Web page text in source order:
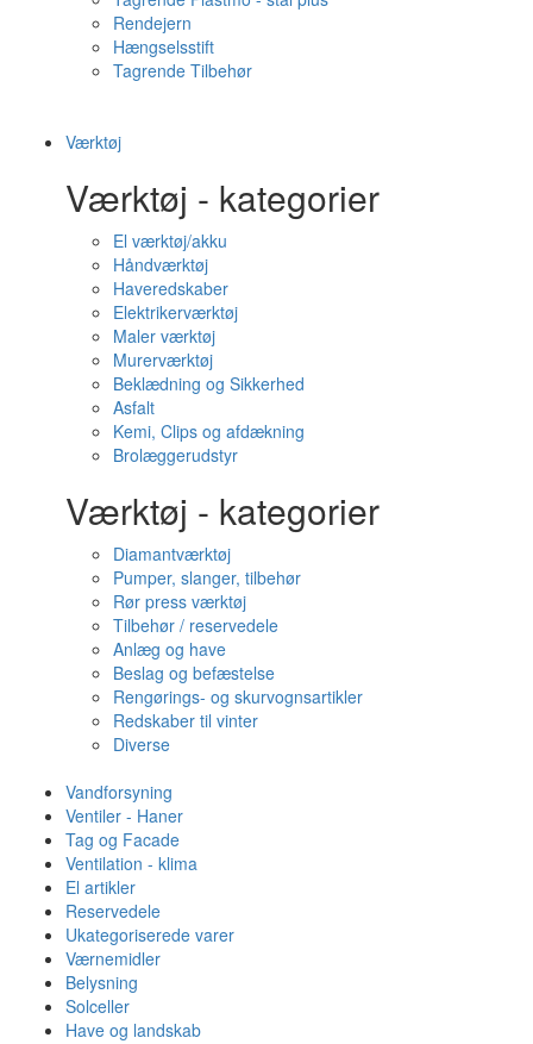
Rendejern
Hængselsstift
Tagrende Tilbehør
Værktøj
Værktøj - kategorier
El værktøj/akku
Håndværktøj
Haveredskaber
Elektrikerværktøj
Maler værktøj
Murerværktøj
Beklædning og Sikkerhed
Asfalt
Kemi, Clips og afdækning
Brolæggerudstyr
Værktøj - kategorier
Diamantværktøj
Pumper, slanger, tilbehør
Rør press værktøj
Tilbehør / reservedele
Anlæg og have
Beslag og befæstelse
Rengørings- og skurvognsartikler
Redskaber til vinter
Diverse
Vandforsyning
Ventiler - Haner
Tag og Facade
Ventilation - klima
El artikler
Reservedele
Ukategoriserede varer
Værnemidler
Belysning
Solceller
Have og landskab